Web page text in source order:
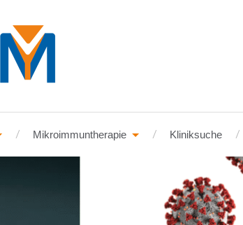
Mikroimmuntherapie Kliniksuche